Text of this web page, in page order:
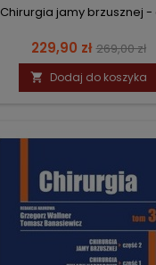
Chirurgia jamy brzusznej -
Cena
229,90 zł Cena
269,00 zł
 Dodaj do koszyka